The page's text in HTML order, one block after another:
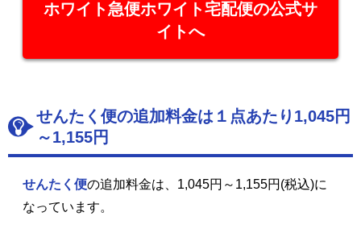
ホワイト急便ホワイト宅配便の公式サ
イトへ
せんたく便の追加料金は１点あたり1,045円
～1,155円
せんたく便の追加料金は、1,045円～1,155円(税込)に
なっています。